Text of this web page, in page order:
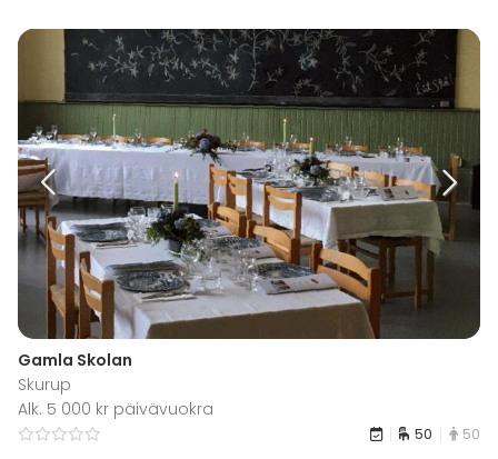
Gamla Skolan
Skurup
Alk. 5 000 kr päivävuokra
50 50